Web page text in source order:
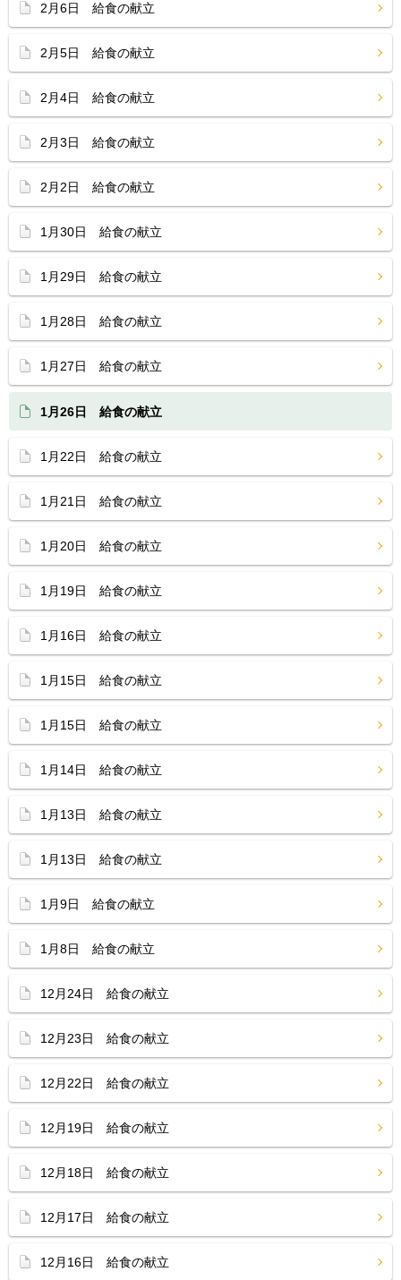
2月6日 給食の献立
2月5日 給食の献立
2月4日 給食の献立
2月3日 給食の献立
2月2日 給食の献立
1月30日 給食の献立
1月29日 給食の献立
1月28日 給食の献立
1月27日 給食の献立
1月26日 給食の献立
1月22日 給食の献立
1月21日 給食の献立
1月20日 給食の献立
1月19日 給食の献立
1月16日 給食の献立
1月15日 給食の献立
1月15日 給食の献立
1月14日 給食の献立
1月13日 給食の献立
1月13日 給食の献立
1月9日 給食の献立
1月8日 給食の献立
12月24日 給食の献立
12月23日 給食の献立
12月22日 給食の献立
12月19日 給食の献立
12月18日 給食の献立
12月17日 給食の献立
12月16日 給食の献立